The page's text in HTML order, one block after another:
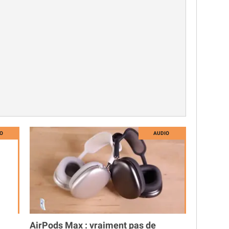
AirPods Max : vraiment pas de